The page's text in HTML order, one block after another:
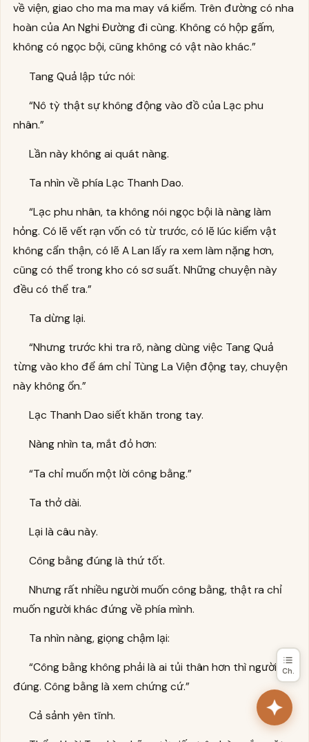
Ch.
về viện, giao cho ma ma may vá kiểm. Trên đường có nha
hoàn của An Nghi Đường đi cùng. Không có hộp gấm,
không có ngọc bội, cũng không có vật nào khác.”
Tang Quả lập tức nói:
“Nô tỳ thật sự không động vào đồ của Lạc phu
nhân.”
Lần này không ai quát nàng.
Ta nhìn về phía Lạc Thanh Dao.
“Lạc phu nhân, ta không nói ngọc bội là nàng làm
hỏng. Có lẽ vết rạn vốn có từ trước, có lẽ lúc kiểm vật
không cẩn thận, có lẽ A Lan lấy ra xem làm nặng hơn,
cũng có thể trong kho có sơ suất. Những chuyện này
đều có thể tra.”
Ta dừng lại.
“Nhưng trước khi tra rõ, nàng dùng việc Tang Quả
từng vào kho để ám chỉ Tùng La Viện động tay, chuyện
này không ổn.”
Lạc Thanh Dao siết khăn trong tay.
Nàng nhìn ta, mắt đỏ hơn:
“Ta chỉ muốn một lời công bằng.”
Ta thở dài.
Lại là câu này.
Công bằng đúng là thứ tốt.
Nhưng rất nhiều người muốn công bằng, thật ra chỉ
muốn người khác đứng về phía mình.
Ta nhìn nàng, giọng chậm lại:
“Công bằng không phải là ai tủi thân hơn thì người đó
đúng. Công bằng là xem chứng cứ.”
Cả sảnh yên tĩnh.